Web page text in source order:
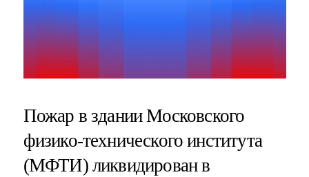
Пожар в здании Московского
физико-технического института
(МФТИ) ликвидирован в